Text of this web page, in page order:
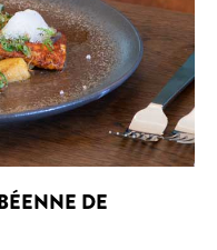
DE